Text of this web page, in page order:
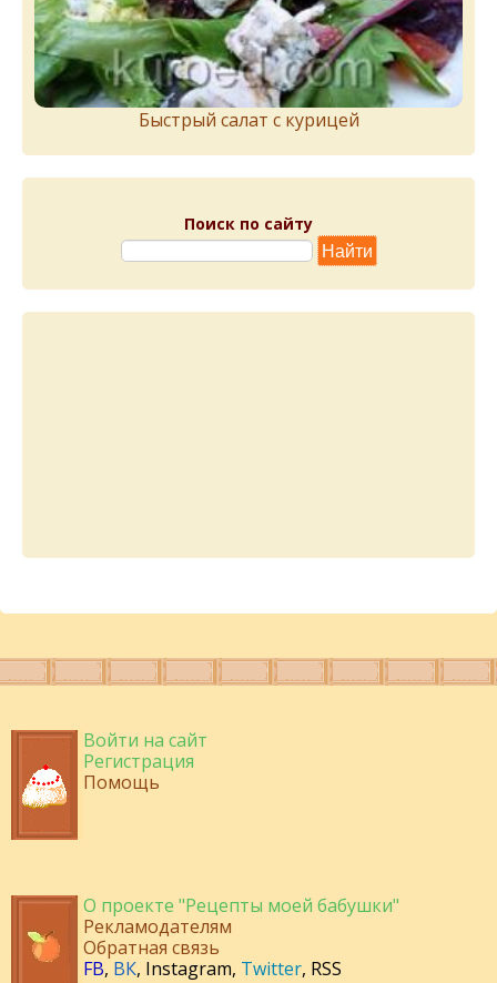
Быстрый салат с курицей
Поиск по сайту
Войти на сайт
Регистрация
Помощь
О проекте "Рецепты моей бабушки"
Рекламодателям
Обратная связь
FB, ВК, Instagram, Twitter, RSS